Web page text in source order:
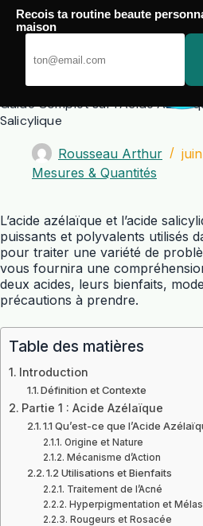
Passer
contenu
Guide Complet sur l’Acide
Salicylique
Rousseau Arthur
Mesures & Quantités
L’acide azélaïque et l’acide
puissants et polyvalents utilisés
pour traiter une variété de
vous fournira une
deux acides, leurs bienfaits,
précautions à prendre.
Table des matières
Introduction
Définition et Contexte
Partie 1 : Acide Azélaïque
1.1 Qu’est-ce que l’Acide
Origine et Nature
Mécanisme d’Action
1.2 Utilisations et Bienfaits
Traitement de l’Acné
Hyperpigmentation et
Rougeurs et Rosacée
Recois ta routine beaute
maison